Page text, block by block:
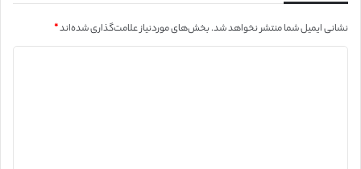
نشانی ایمیل شما منتشر نخواهد شد.بخش‌های موردنیاز علامت‌گذاری شده‌اند*